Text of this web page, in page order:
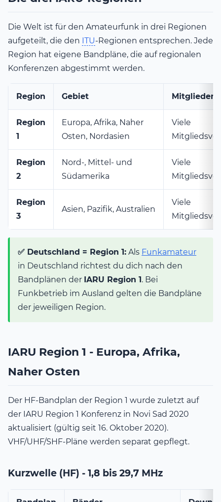
Die Welt ist für den Amateurfunk in drei Regionen
aufgeteilt, die den ITU-Regionen entsprechen. Jede
Region hat eigene Bandpläne, die auf regionalen
Konferenzen abgestimmt werden.
Region Gebiet Mitglieder
Region
1
Europa, Afrika, Naher
Osten, Nordasien
Viele
Region
2
Nord-, Mittel- und
Südamerika
Viele
Region
3
Asien, Pazifik, Australien
Viele
✅ Deutschland = Region 1: Als Funkamateur
in Deutschland richtest du dich nach den
Bandplänen der IARU Region 1 . Bei
Funkbetrieb im Ausland gelten die Bandpläne
der jeweiligen Region.
IARU Region 1 - Europa, Afrika,
Naher Osten
Der HF-Bandplan der Region 1 wurde zuletzt auf
der IARU Region 1 Konferenz in Novi Sad 2020
aktualisiert (gültig seit 16. Oktober 2020).
VHF/UHF/SHF-Pläne werden separat gepflegt.
Kurzwelle (HF) - 1,8 bis 29,7 MHz